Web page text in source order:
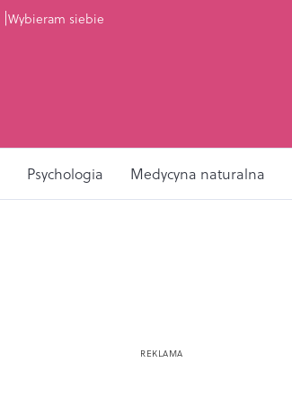
Wybieram siebie
Psychologia Medycyna naturalna